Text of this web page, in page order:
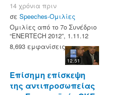
14 χρόνια πριν
σε Speeches-Ομιλίες
Ομιλίες από το 7ο Συνέδριο
“ENERTECH 2012”, 1.11.12
8,693 εμφανίσεις
12:51
Επίσημη επίσκεψη
της αντιπροσωπείας